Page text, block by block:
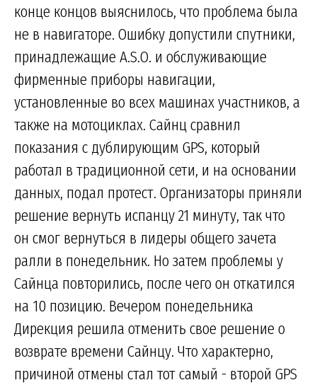
конце концов выяснилось, что проблема была
не в навигаторе. Ошибку допустили спутники,
принадлежащие A.S.O. и обслуживающие
фирменные приборы навигации,
установленные во всех машинах участников, а
также на мотоциклах. Сайнц сравнил
показания с дублирующим GPS, который
работал в традиционной сети, и на основании
данных, подал протест. Организаторы приняли
решение вернуть испанцу 21 минуту, так что
он смог вернуться в лидеры общего зачета
ралли в понедельник. Но затем проблемы у
Сайнца повторились, после чего он откатился
на 10 позицию. Вечером понедельника
Дирекция решила отменить свое решение о
возврате времени Сайнцу. Что характерно,
причиной отмены стал тот самый - второй GPS